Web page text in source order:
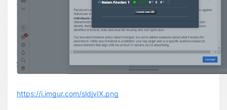
https://i.imgur.com/sldjvIX.png